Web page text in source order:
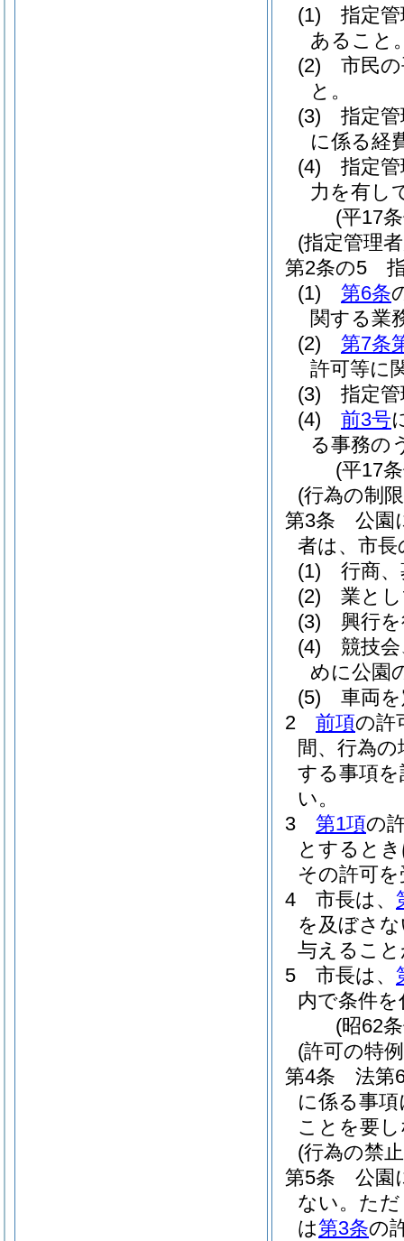
(1)
指定
あること
(2)
市民
と。
(3)
指定
に係る経
(4)
指定
力を有し
(平17
(指定管理
第2条の5
(1)
第6条
関する業
(2)
第7条
許可等に
(3)
指定
(4)
前3号
る事務の
(平17
(行為の制
第3条
公園
者は、市
(1)
行商
(2)
業と
(3)
興行
(4)
競技
めに公園
(5)
車両
2
前項の許
間、行為
する事項
い。
3
第1項の
とすると
その許可
4
市長は、
を及ぼさ
与えるこ
5
市長は、
内で条件
(昭62
(許可の特
第4条
法第
に係る事
ことを要
(行為の禁
第5条
公園
ない。 た
は第3条の